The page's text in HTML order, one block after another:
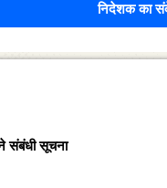
निदेशक का
संबंधी सूचना